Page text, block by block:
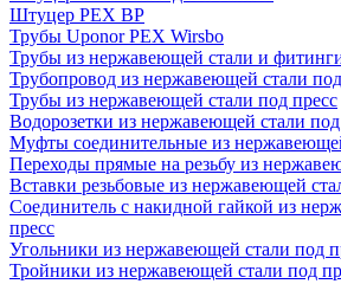
Штуцер PEX ВР
Трубы Uponor PEX Wirsbo
Трубы из нержавеющей стали и
Трубопровод из нержавеющей стали
Трубы из нержавеющей стали под пресс
Водорозетки из нержавеющей стали под
Муфты соединительные из
Переходы прямые на резьбу из
Вставки резьбовые из нержавеющей
Соединитель с накидной гайкой из
пресс
Угольники из нержавеющей стали под
Тройники из нержавеющей стали под